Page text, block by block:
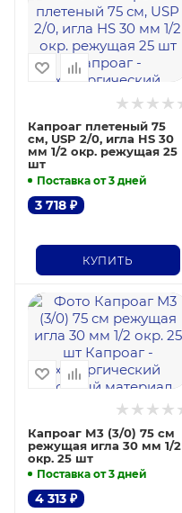
Капроаг плетеный 75
см, USP 2/0, игла HS 30
мм 1/2 окр. режущая 25
шт
Поставка от 3 дней
3 718 ₽
КУПИТЬ
Капроаг М3 (3/0) 75 см
режущая игла 30 мм 1/2
окр. 25 шт
Поставка от 3 дней
4 313 ₽